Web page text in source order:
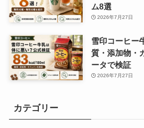
ム8選
2026年7月27日
雪印コーヒー
質・添加物・
ータで検証
2026年7月27日
カテゴリー